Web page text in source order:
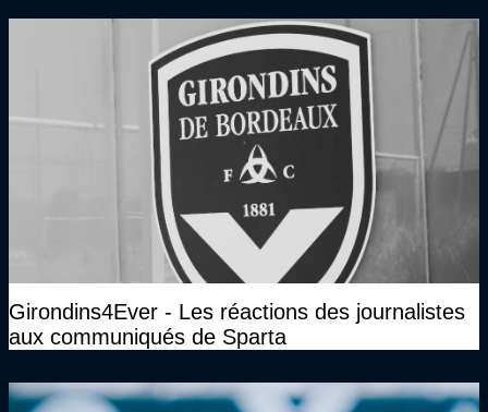
Girondins4Ever - Les réactions des journalistes
aux communiqués de Sparta